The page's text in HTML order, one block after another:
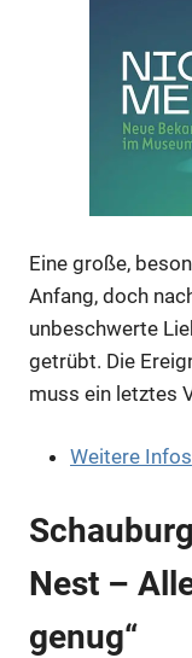
Eine große,
Anfang, doch
unbeschwerte
getrübt. Die
muss ein letztes
Weitere Infos
Nest –
genug“